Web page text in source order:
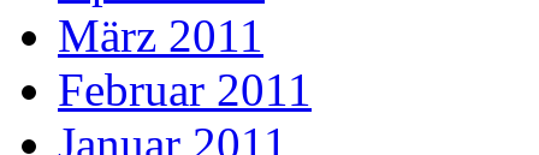
März 2011
Februar 2011
Januar 2011